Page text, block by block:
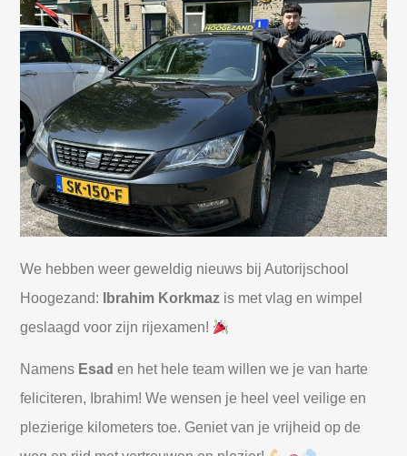
We hebben weer geweldig nieuws bij Autorijschool
Hoogezand: Ibrahim Korkmazis met vlag en wimpel
geslaagd voor zijn rijexamen!
Namens Esad en het hele team willen we je van harte
feliciteren, Ibrahim! We wensen je heel veel veilige en
plezierige kilometers toe. Geniet van je vrijheid op de